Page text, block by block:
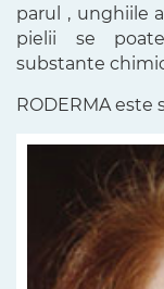
parul , unghiile
pielii se
substante
RODERMA
ASIST.